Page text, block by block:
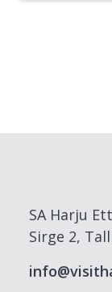
SA Harju
Sirge 2,